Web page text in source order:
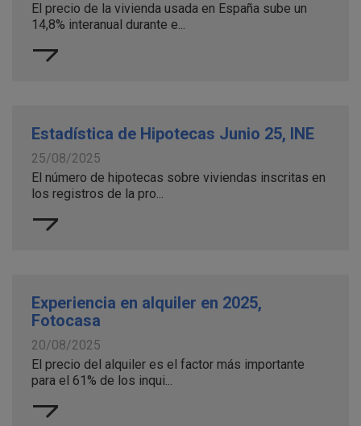
El precio de la vivienda usada en España sube un
14,8% interanual durante e...
Estadística de Hipotecas Junio 25, INE
25/08/2025
El número de hipotecas sobre viviendas inscritas en
los registros de la pro...
Experiencia en alquiler en 2025,
Fotocasa
20/08/2025
El precio del alquiler es el factor más importante
para el 61% de los inqui...